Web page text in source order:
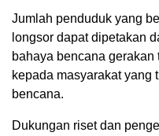
Jumlah penduduk yang
longsor dapat dipetakan
bahaya bencana
kepada masyarakat yang
bencana.
Dukungan riset dan